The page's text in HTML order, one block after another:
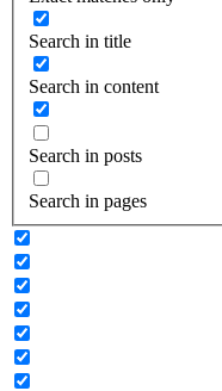
Search in title
Search in content
Search in posts
Search in pages